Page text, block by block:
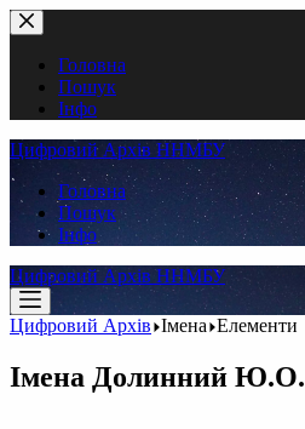
Перейти
до
вмістуГоловна
Пошук
Інфо
Цифровий Архів ННМБУ
Головна
Пошук
Інфо
Цифровий Архів ННМБУ
Цифровий Архів Імена Елементи
Імена Долинний Ю.О.